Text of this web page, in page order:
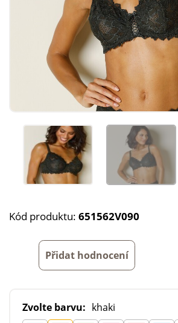
Kód produktu: 651562V090
Přidat hodnocení
Zvolte barvu: khaki